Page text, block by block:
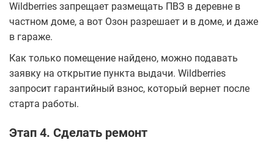
Wildberries запрещает размещать ПВЗ в деревне в
частном доме, а вот Озон разрешает и в доме, и даже
в гараже.
Как только помещение найдено, можно подавать
заявку на открытие пункта выдачи. Wildberries
запросит гарантийный взнос, который вернет после
старта работы.
Этап 4. Сделать ремонт